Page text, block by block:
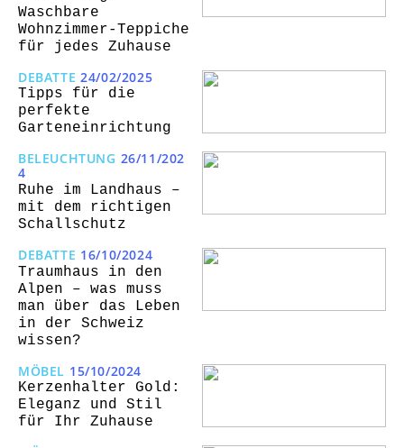
Waschbare
Wohnzimmer-Teppiche
für jedes Zuhause
DEBATTE 24/02/2025
Tipps für die
perfekte
Garteneinrichtung
BELEUCHTUNG 26/11/202
4
Ruhe im Landhaus –
mit dem richtigen
Schallschutz
DEBATTE 16/10/2024
Traumhaus in den
Alpen – was muss
man über das Leben
in der Schweiz
wissen?
MÖBEL 15/10/2024
Kerzenhalter Gold:
Eleganz und Stil
für Ihr Zuhause